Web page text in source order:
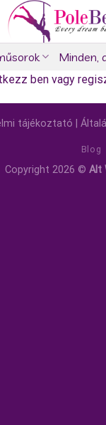
Minden,
ben vagy
tájékoztató
Blog
Copyright 2026 © Alt